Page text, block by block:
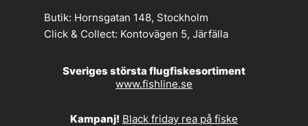
Butik: Hornsgatan 148, Stockholm
Click & Collect: Kontovägen 5, Järfälla
Sveriges största flugfiskesortiment
www.fishline.se
Kampanj! Black friday rea på fiske